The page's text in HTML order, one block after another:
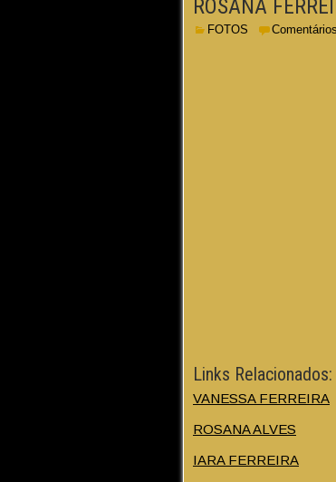
ROSANA
FOTOS Comentários
Links Relacionados:
VANESSA FERREIRA
ROSANA ALVES
IARA FERREIRA